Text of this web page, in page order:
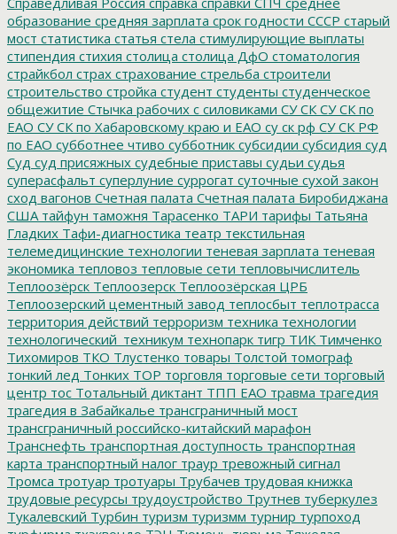
образование средняя зарплата срок годности СССР старый
мост статистика статья стела стимулирующие выплаты
стипендия стихия столица столица ДфО стоматология
страйкбол страх страхование стрельба строители
строительство стройка студент студенты студенческое
общежитие Стычка рабочих с силовиками СУ СК СУ СК по
ЕАО СУ СК по Хабаровскому краю и ЕАО су ск рф СУ СК РФ
по ЕАО субботнее чтиво субботник субсидии субсидия суд
Суд суд присяжных судебные приставы судьи судья
суперасфальт суперлуние суррогат суточные сухой закон
сход вагонов Счетная палата Счетная палата Биробиджана
США тайфун таможня Тарасенко ТАРИ тарифы Татьяна
Гладких Тафи-диагностика театр текстильная
телемедицинские технологии теневая зарплата теневая
экономика тепловоз тепловые сети тепловычислитель
Теплоозёрск Теплоозерск Теплоозёрская ЦРБ
Теплоозерский цементный завод теплосбыт теплотрасса
территория действий терроризм техника технологии
технологический_техникум технопарк тигр ТИК Тимченко
Тихомиров ТКО Тлустенко товары Толстой томограф
тонкий лед Тонких ТОР торговля торговые сети торговый
центр тос Тотальный диктант ТПП ЕАО травма трагедия
трагедия в Забайкалье трансграничный мост
трансграничный российско-китайский марафон
Транснефть транспортная доступность транспортная
карта транспортный налог траур тревожный сигнал
Тромса тротуар тротуары Трубачев трудовая книжка
трудовые ресурсы трудоустройство Трутнев туберкулез
Тукалевский Турбин туризм туризмм турнир турпоход